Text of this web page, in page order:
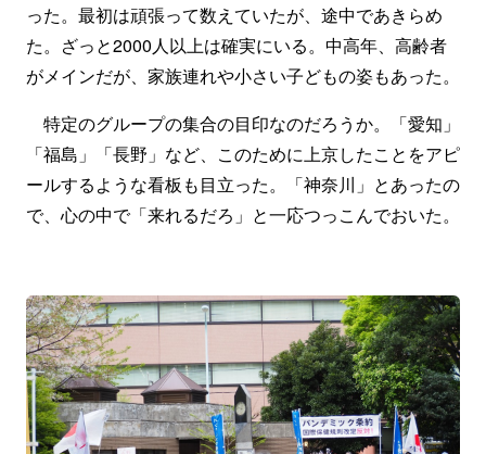
った。最初は頑張って数えていたが、途中であきらめ
た。ざっと2000人以上は確実にいる。中高年、高齢者
がメインだが、家族連れや小さい子どもの姿もあった。
特定のグループの集合の目印なのだろうか。「愛知」
「福島」「長野」など、このために上京したことをアピ
ールするような看板も目立った。「神奈川」とあったの
で、心の中で「来れるだろ」と一応つっこんでおいた。